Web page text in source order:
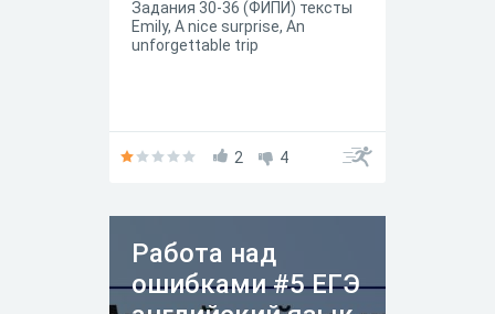
Задания 30-36 (ФИПИ) тексты
Emily, A nice surprise, An
unforgettable trip
2 4
Работа над
ошибками #5 ЕГЭ